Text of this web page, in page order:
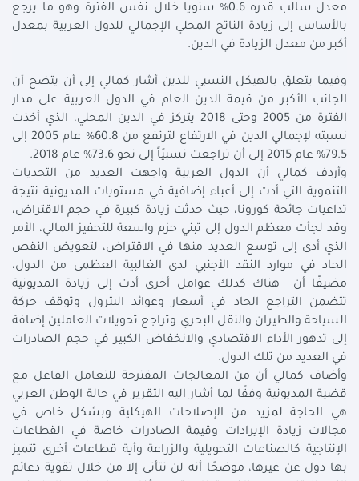
معدل سالب قدره 0.6% سنويا خلال نفس الفترة وهو ما يرجع
بالأساس إلى زيادة الناتج المحلي الإجمالي للدول العربية بمعدل
أكبر من معدل الزيادة في الدين.
وفيما يتعلق بالهيكل النسبي للدين أشار كمالي إلى أن يتضح أن
الجانب الأكبر من قيمة الدين العام في الدول العربية على مدار
الفترة من 2005 وحتى 2018 يتركز في الدين المحلي، الذي أخذت
نسبته لإجمالي الدين في الارتفاع لترتفع من 60.8% عام 2005 إلى
79.5% عام 2015 إلى أن تراجعت نسبيًاً إلى نحو 73.6% عام 2018.
وأردف كمالي أن الدول العربية واجهت العديد من التحديات
التنموية التي أدت إلى أعباء إضافية في مستويات المديونية نتيجة
تداعيات جائحة كورونا، حيث حدثت زيادة كبيرة في حجم الاقتراض،
وقد لجأت معظم الدول إلى تبني حزم واسعة للتحفيز المالي، الأمر
الذي أدى إلى توسع العديد منها في الاقتراض، لتعويض النقص
الحاد في موارد النقد الأجنبي لدى الغالبية العظمى من الدول،
مضيفًا أن هناك كذلك عوامل أخرى أدت إلى زيادة المديونية
تتضمن التراجع الحاد في أسعار وعوائد البترول وتوقف حركة
السياحة والطيران والنقل البحري وتراجع تحويلات العاملين إضافة
إلى تدهور الأداء الاقتصادي والانخفاض الكبير في حجم الصادرات
في العديد من تلك الدول.
وأضاف كمالي أن من المعالجات المقترحة للتعامل الفاعل مع
قضية المديونية وفقًا لما أشار اليه التقرير في حالة الوطن العربي
هي الحاجة لمزيد من الإصلاحات الهيكلية وبشكل خاص في
مجالات زيادة الإيرادات وقيمة الصادرات خاصة في القطاعات
الإنتاجية كالصناعات التحويلية والزراعة وأية قطاعات أخرى تتميز
بها دول عن غيرها، موضحًا أنه لن تتأتى إلا من خلال تقوية دعائم